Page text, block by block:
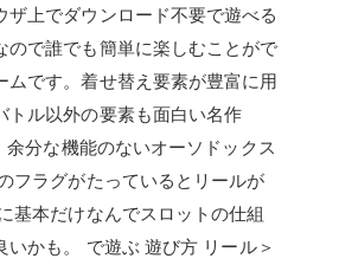
ザ上でダウンロード不要で遊べる
ので誰でも簡単に楽しむことがで
ムです。着せ替え要素が豊富に用
トル以外の要素も面白い名作
余分な機能のないオーソドックス
フラグがたっているとリールが
基本だけなんでスロットの仕組
いかも。 で遊ぶ 遊び方 リール＞